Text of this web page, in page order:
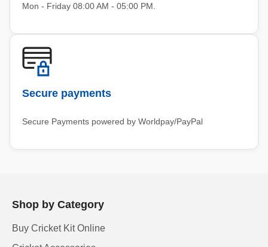
Mon - Friday 08:00 AM - 05:00 PM.
Secure payments
Secure Payments powered by Worldpay/PayPal
Shop by Category
Buy Cricket Kit Online